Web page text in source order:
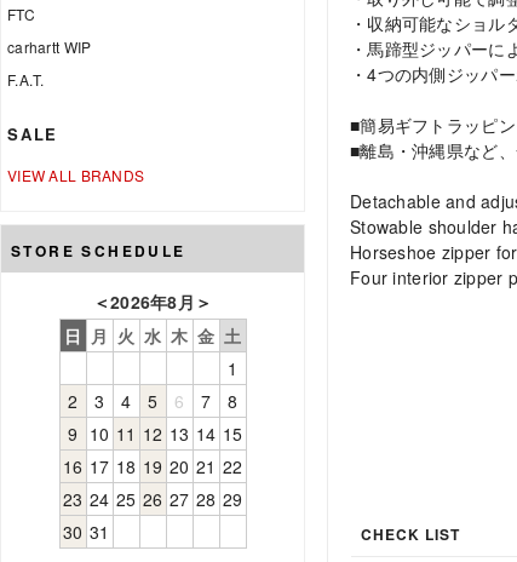
FTC
carhartt WIP
F.A.T.
SALE
VIEW ALL BRANDS
STORE SCHEDULE
＜2026年8月 ＞
日 月 火 水 木 金 土
1
2
3 4 5 6 7
8
9 10 11 12 13 14 15
16 17 18 19 20 21 22
23 24 25 26 27 28 29
30 31
・収納可能なショ
・馬蹄型ジッパーに
・4つの内側ジッパ
■簡易ギフトラッピン
■離島・沖縄県など
Detachable and
Stowable shoulder
Horseshoe zipper
Four interior zipper
CHECK LIST